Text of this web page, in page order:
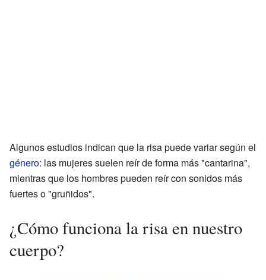
Algunos estudios indican que la risa puede variar según el
género: las mujeres suelen reír de forma más "cantarina",
mientras que los hombres pueden reír con sonidos más
fuertes o "gruñidos".
¿Cómo funciona la risa en nuestro
cuerpo?